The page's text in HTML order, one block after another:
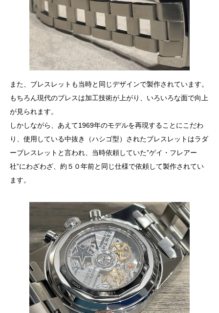
また、ブレスレットも当時と同じデザインで製作されています。
もちろん現代のブレスは加工技術が上がり、いろいろな面で向上
が見られます。
しかしながら、あえて1969年のモデルを再現することにこだわ
り、使用している中抜き（ハシゴ型）されたブレスレットはラダ
ーブレスレットと言われ、当時依頼していた”ゲイ・フレアー
社”にわざわざ、約５０年前と同じ仕様で依頼して製作されてい
ます。